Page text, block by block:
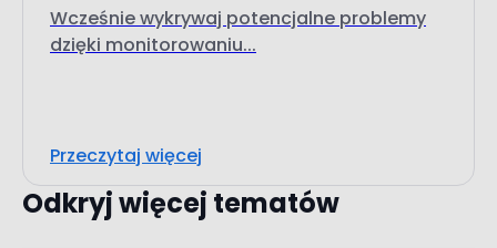
Wcześnie wykrywaj potencjalne problemy
dzięki monitorowaniu...
Przeczytaj więcej
Odkryj więcej tematów